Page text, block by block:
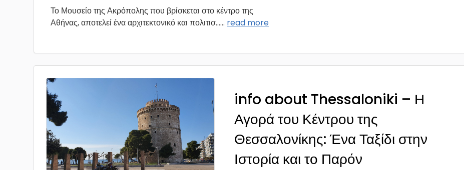
Το Μουσείο της Ακρόπολης που βρίσκεται στο κέντρο της
Αθήνας, αποτελεί ένα αρχιτεκτονικό και πολιτισ...... read more
info about Thessaloniki – Η
Αγορά του Κέντρου της
Θεσσαλονίκης: Ένα Ταξίδι στην
Ιστορία και το Παρόν